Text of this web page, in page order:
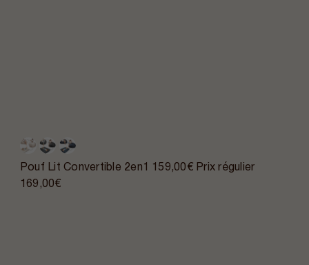
Pouf Lit Convertible 2en1 159,00€ Prix régulier
169,00€